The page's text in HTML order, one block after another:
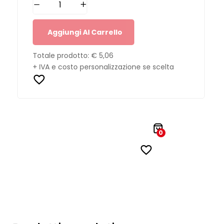
Aggiungi Al Carrello
Totale prodotto: € 5,06
+ IVA e costo personalizzazione se scelta
0